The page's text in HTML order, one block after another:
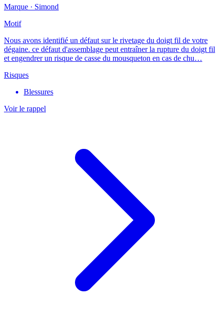
Marque · Simond
Motif
Nous avons identifié un défaut sur le rivetage du doigt fil de votre
dégaine. ce défaut d'assemblage peut entraîner la rupture du doigt fil
et engendrer un risque de casse du mousqueton en cas de chu…
Risques
Blessures
Voir le rappel